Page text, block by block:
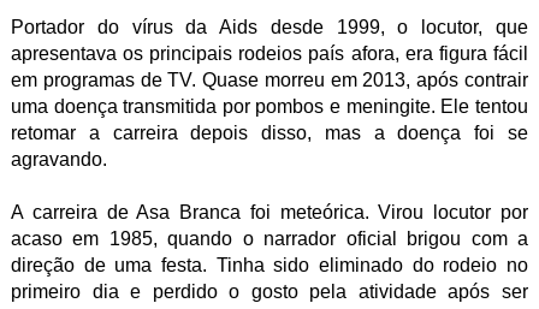
Portador do vírus da Aids desde 1999, o locutor, que
apresentava os principais rodeios país afora, era figura fácil
em programas de TV. Quase morreu em 2013, após contrair
uma doença transmitida por pombos e meningite. Ele tentou
retomar a carreira depois disso, mas a doença foi se
agravando.
A carreira de Asa Branca foi meteórica. Virou locutor por
acaso em 1985, quando o narrador oficial brigou com a
direção de uma festa. Tinha sido eliminado do rodeio no
primeiro dia e perdido o gosto pela atividade após ser